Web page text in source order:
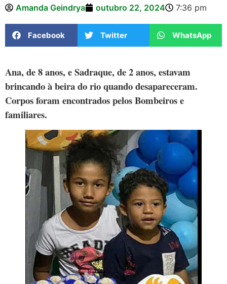
Amanda Geindrya outubro 22, 2024 7:36 pm
Facebook Twitter WhatsApp
Ana, de 8 anos, e Sadraque, de 2 anos, estavam
brincando à beira do rio quando desapareceram.
Corpos foram encontrados pelos Bombeiros e
familiares.